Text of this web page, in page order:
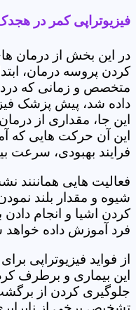
فیزیوتراپی کمر در
در این بخش از درمان
کردن پروسه درمان،
متخصص و زمانی که
داده شد، پیش پزشک
این جا، مقداری از
این آن حرکت هایی که
فرایند بهبودی، سرعت
فعالیت هایی
شیوه و مقدار بلند
کردن اشیا و انجام
فرد آموزش داده
از فواید فیزیوتراپی
این بیماری و برطرف
جلوگیری کردن از